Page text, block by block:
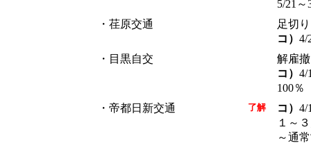
5/21
・荏原交通
足切
コ） 4/
・目黒自交
解雇
コ） 4/
100％
・帝都日新交通
了解 コ） 4/
１～
～通